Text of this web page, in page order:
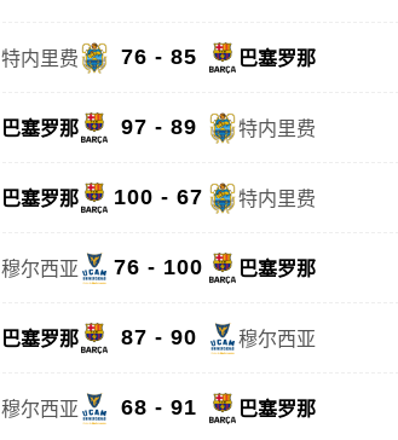
特内里费 76 - 85 巴塞罗那
巴塞罗那 97 - 89 特内里费
巴塞罗那 100 - 67 特内里费
穆尔西亚 76 - 100 巴塞罗那
巴塞罗那 87 - 90 穆尔西亚
穆尔西亚 68 - 91 巴塞罗那